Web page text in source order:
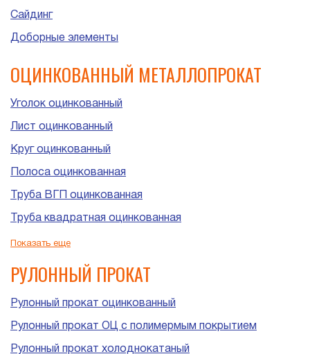
Сайдинг
Доборные элементы
ОЦИНКОВАННЫЙ МЕТАЛЛОПРОКАТ
Уголок оцинкованный
Лист оцинкованный
Круг оцинкованный
Полоса оцинкованная
Труба ВГП оцинкованная
Труба квадратная оцинкованная
Труба прямоугольная оцинкованная
Труба ЭСВ оцинкованная
Показать еще
РУЛОННЫЙ ПРОКАТ
Рулонный прокат оцинкованный
Рулонный прокат ОЦ с полимермым покрытием
Рулонный прокат холоднокатаный